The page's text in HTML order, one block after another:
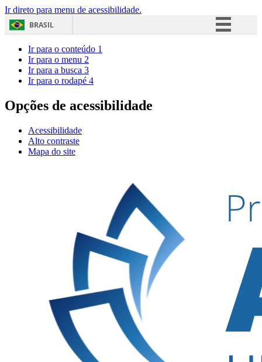
Ir direto para menu de acessibilidade.
BRASIL
Acesso à informação
Ir para o conteúdo 1
Ir para o menu 2
Ir para a busca 3
Ir para o rodapé 4
Opções de acessibilidade
Acessibilidade
Alto contraste
Mapa do site